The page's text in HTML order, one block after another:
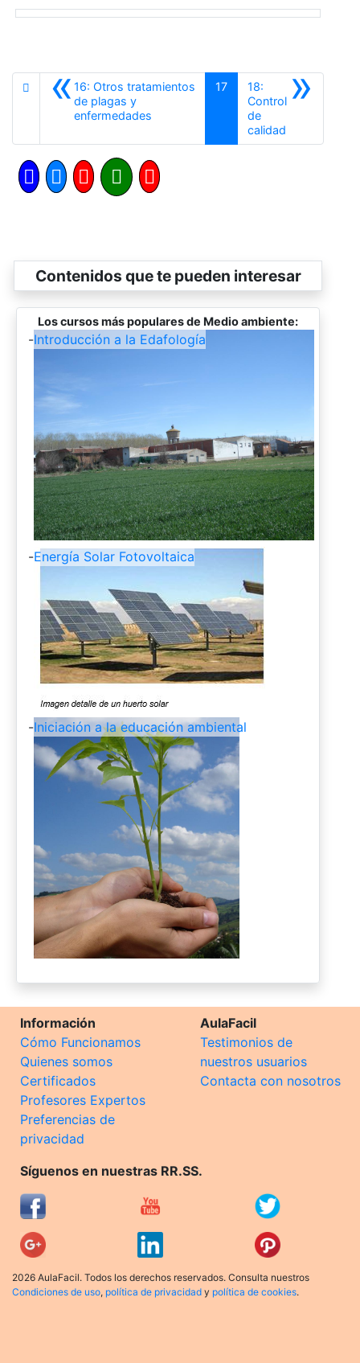
«16: Otros tratamientos
de plagas y
enfermedades
17 »
18:
Control
de
calidad
Contenidos que te pueden interesar
Los cursos más populares de Medio ambiente:
-Introducción a la Edafología
-Energía Solar Fotovoltaica
-Iniciación a la educación ambiental
Información
Cómo Funcionamos
Quienes somos
Certificados
Profesores Expertos
Preferencias de
privacidad
AulaFacil
Testimonios de
nuestros usuarios
Contacta con nosotros
Síguenos en nuestras RR.SS.
2026 AulaFacil. Todos los derechos reservados. Consulta nuestros
Condiciones de uso, política de privacidad y política de cookies.